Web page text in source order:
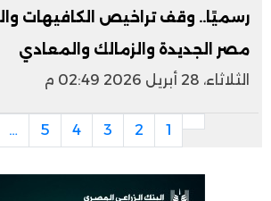
رسميًا.. وقف تراخيص الكافيهات
مصر الجديدة والزمالك والمعادي
الثلاثاء، 28 أبريل 2026 02:49 م
1
2
3
4
5
…